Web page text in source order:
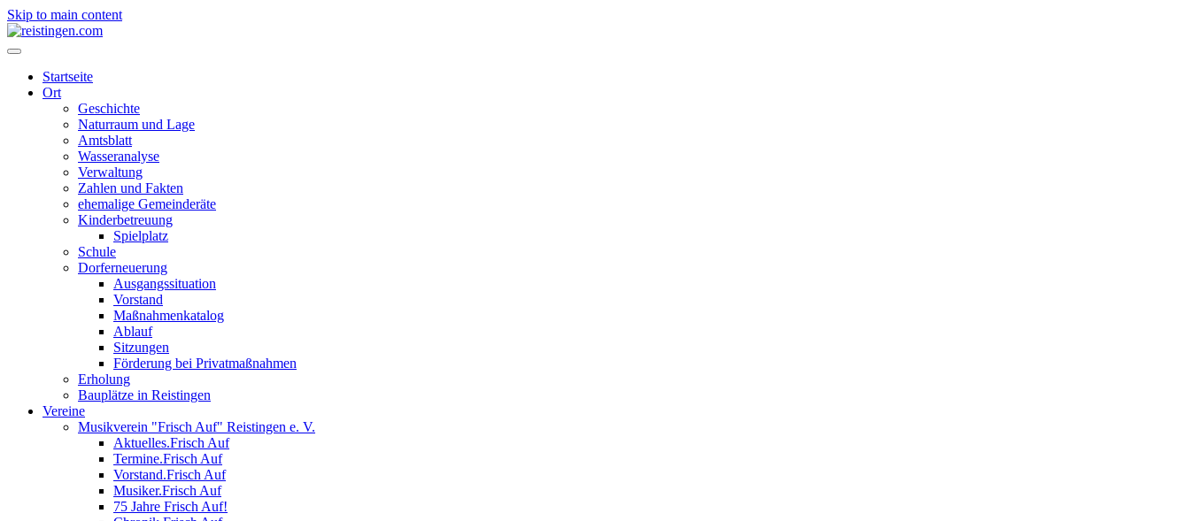
Skip to main content
Startseite
Ort
Geschichte
Naturraum und Lage
Amtsblatt
Wasseranalyse
Verwaltung
Zahlen und Fakten
ehemalige Gemeinderäte
Kinderbetreuung
Spielplatz
Schule
Dorferneuerung
Ausgangssituation
Vorstand
Maßnahmenkatalog
Ablauf
Sitzungen
Förderung bei Privatmaßnahmen
Erholung
Bauplätze in Reistingen
Vereine
Musikverein "Frisch Auf" Reistingen e. V.
Aktuelles.Frisch Auf
Termine.Frisch Auf
Vorstand.Frisch Auf
Musiker.Frisch Auf
75 Jahre Frisch Auf!